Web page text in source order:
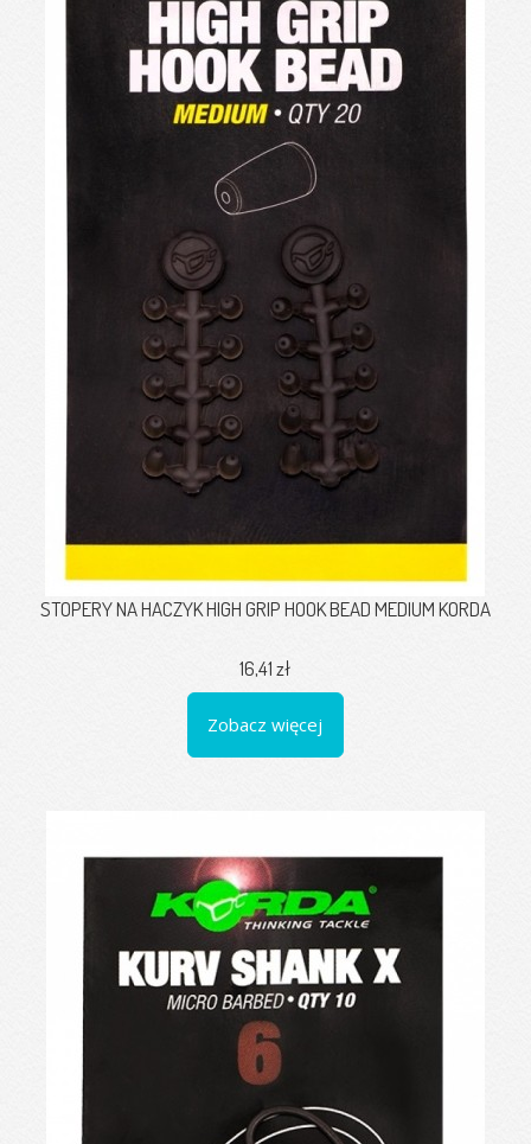
STOPERY NA HACZYK HIGH GRIP HOOK BEAD MEDIUM KORDA
16,41 zł
Zobacz więcej